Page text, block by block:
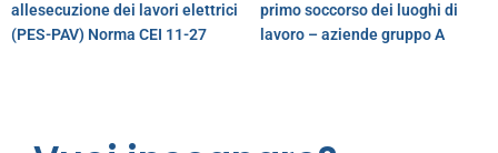
allesecuzione dei lavori elettrici
(PES-PAV) Norma CEI 11-27
primo soccorso dei luoghi di
lavoro – aziende gruppo A